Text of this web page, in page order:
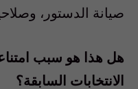
صيانة الدستور،
هل هذا هو سبب
الانتخابات السابقة؟